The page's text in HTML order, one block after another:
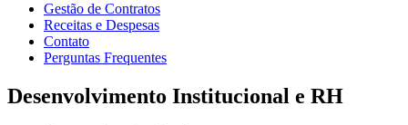
Gestão de Contratos
Receitas e Despesas
Contato
Perguntas Frequentes
Desenvolvimento Institucional e RH